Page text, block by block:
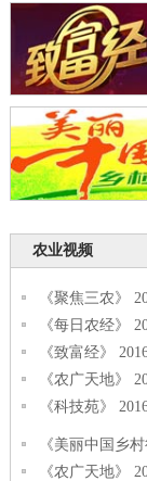
农业视频
《聚焦三农》
《每日农经》
《致富经》
《农广天地》
《科技苑》
《美丽中国乡村
《农广天地》